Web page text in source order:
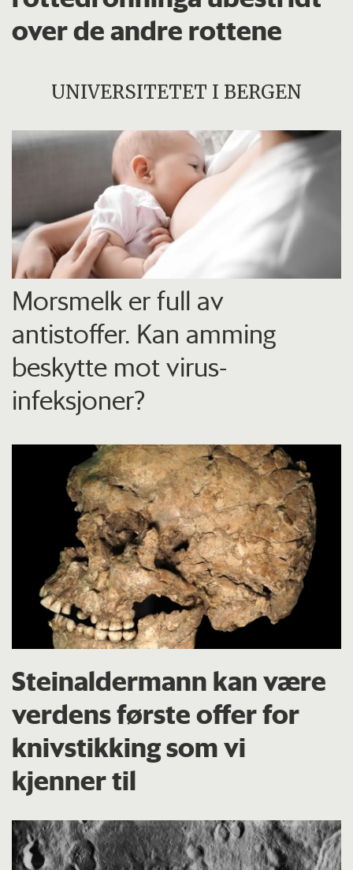
over de andre rottene
UNIVERSITETET I BERGEN
Morsmelk er full av
antistoffer. Kan amming
beskytte mot virus-
infeksjoner?
Steinaldermann kan være
verdens første offer for
knivstikking som vi
kjenner til